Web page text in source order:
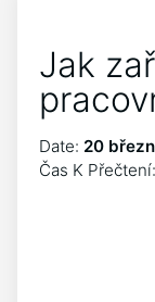
Jak
Date: 20
Čas K Přečtení: